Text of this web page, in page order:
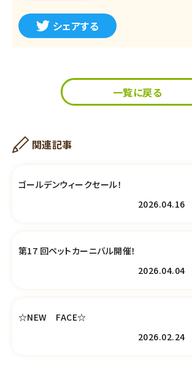
シェアする
一覧に戻る
関連記事
ゴールデンウィークセール！
2026.04.16
第17 回ペットカーニバル開催！
2026.04.04
☆NEW FACE☆
2026.02.24